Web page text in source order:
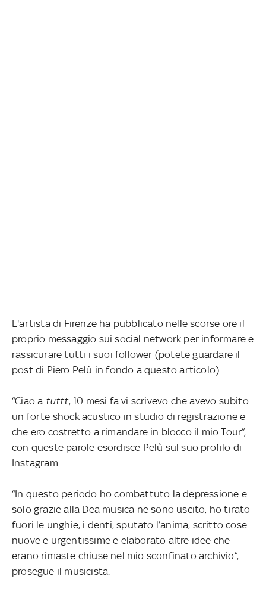
L'artista di Firenze ha pubblicato nelle scorse ore il
proprio messaggio sui social network per informare e
rassicurare tutti i suoi follower (potete guardare il
post di Piero Pelù in fondo a questo articolo).
“Ciao a tuttt, 10 mesi fa vi scrivevo che avevo subito
un forte shock acustico in studio di registrazione e
che ero costretto a rimandare in blocco il mio Tour”,
con queste parole esordisce Pelù sul suo profilo di
Instagram.
“In questo periodo ho combattuto la depressione e
solo grazie alla Dea musica ne sono uscito, ho tirato
fuori le unghie, i denti, sputato l’anima, scritto cose
nuove e urgentissime e elaborato altre idee che
erano rimaste chiuse nel mio sconfinato archivio”,
prosegue il musicista.